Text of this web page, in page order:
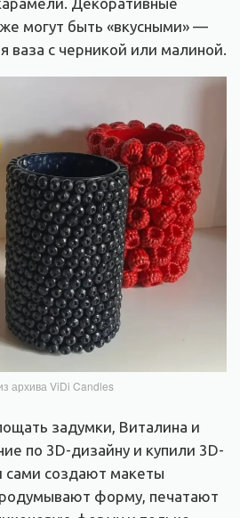
Декоративные
могут быть «вкусными» —
ваза с черникой или малиной.
архива ViDi Candles
задумки, Виталина и
по 3D-дизайну и купили 3D-
сами создают макеты
форму, печатают